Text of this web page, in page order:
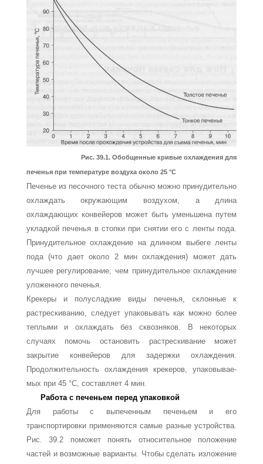
Рис. 39.1. Обобщенные кривые охлаждения для
печенья при температуре воздуха около 25 °С
Печенье из песочного теста обычно можно принудительно
охлаждать окружа­ющим воздухом, а длина
охлаждающих конвейеров может быть уменьшена путем
укладкой печенья в стопки при снятии его с ленты пода.
Принудитель­ное охлаждение на длинном выбеге ленты
пода (что дает около 2 мин охлажде­ния) может дать
лучшее регулирование, чем принудительное охлаждение
уло­женного печенья.
Крекеры и полусладкие виды печенья, склонные к
растрескиванию, следует упа­ковывать как можно более
теплыми и охлаждать без сквозняков. В некоторых
случаях помочь остановить растрескивание может
закрытие конвейеров для за­держки охлаждения.
Продолжительность охлаждения крекеров, упаковывае­
мых при 45 °С, составляет 4 мин.
Работа с печеньем перед упаковкой
Для работы с выпеченным печеньем и его
транспортировки применяются самые раз­ные устройства.
Рис. 39.2 поможет понять относительное положение
частей и возмож­ные варианты. Чтобы сделать изложение